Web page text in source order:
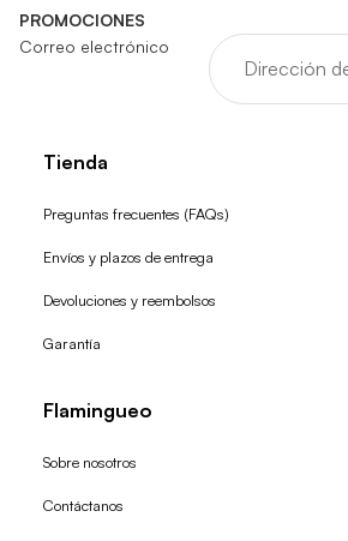
PROMOCIONES
Correo electrónico
Tienda
Preguntas frecuentes (FAQs)
Envíos y plazos de entrega
Devoluciones y reembolsos
Garantía
Flamingueo
Sobre nosotros
Contáctanos